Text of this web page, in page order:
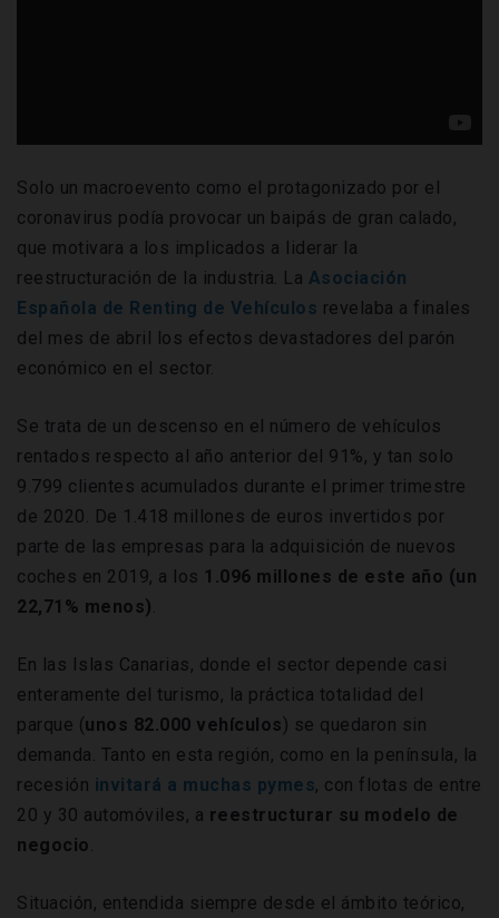
Solo un macroevento como el protagonizado por el
coronavirus podía provocar un baipás de gran calado,
que motivara a los implicados a liderar la
reestructuración de la industria. La Asociación
Española de Renting de Vehículos revelaba a finales
del mes de abril los efectos devastadores del parón
económico en el sector.
Se trata de un descenso en el número de vehículos
rentados respecto al año anterior del 91%, y tan solo
9.799 clientes acumulados durante el primer trimestre
de 2020. De 1.418 millones de euros invertidos por
parte de las empresas para la adquisición de nuevos
coches en 2019, a los 1.096 millones de este año (un
22,71% menos).
En las Islas Canarias, donde el sector depende casi
enteramente del turismo, la práctica totalidad del
parque (unos 82.000 vehículos) se quedaron sin
demanda. Tanto en esta región, como en la península, la
recesión invitará a muchas pymes, con flotas de entre
20 y 30 automóviles, a reestructurar su modelo de
negocio.
Situación, entendida siempre desde el ámbito teórico,